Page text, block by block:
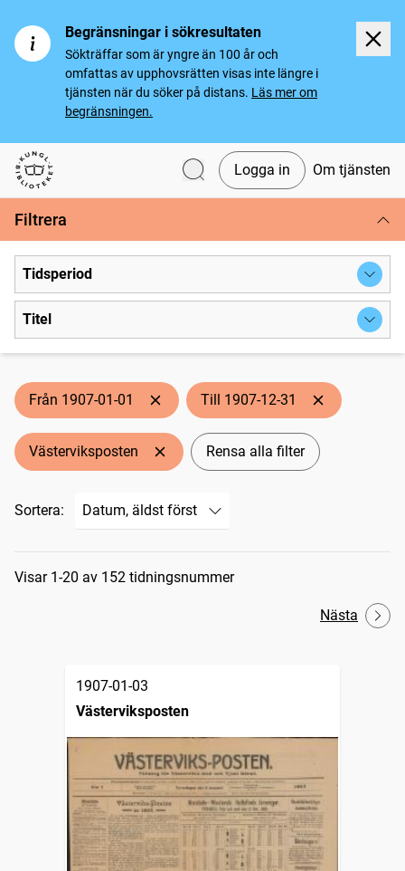
Begränsningar i sökresultaten
Sökträffar som är yngre än 100 år och
omfattas av upphovsrätten visas inte längre i
tjänsten när du söker på distans. Läs mer om
begränsningen.
Svenska tidningar
Logga in Om tjänsten
Filtrera
Tidsperiod
Titel
Från 1907-01-01 Till 1907-12-31
Västerviksposten Rensa alla filter
Sortera:
Sökresultat
Visar 1-20 av 152 tidningsnummer
Nästa
1907-01-03
Västerviksposten